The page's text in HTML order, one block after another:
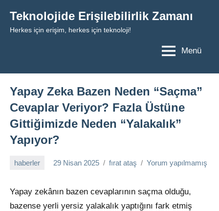
Teknolojide Erişilebilirlik Zamanı
Herkes için erişim, herkes için teknoloji!
Menü
Yapay Zeka Bazen Neden “Saçma”
Cevaplar Veriyor? Fazla Üstüne
Gittiğimizde Neden “Yalakalık”
Yapıyor?
haberler 29 Nisan 2025 fırat ataş Yorum yapılmamış
Yapay zekânın bazen cevaplarının saçma olduğu,
bazense yerli yersiz yalakalık yaptığını fark etmiş